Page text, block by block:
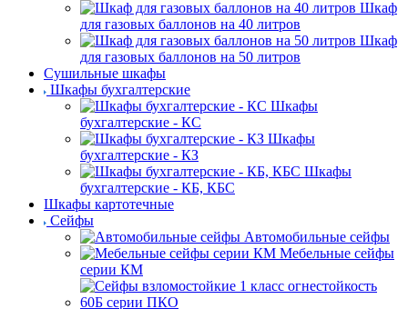
Шкаф
для газовых баллонов на 40 литров
Шкаф
для газовых баллонов на 50 литров
Сушильные шкафы
Шкафы бухгалтерские
Шкафы
бухгалтерские - КС
Шкафы
бухгалтерские - КЗ
Шкафы
бухгалтерские - КБ, КБС
Шкафы картотечные
Сейфы
Автомобильные сейфы
Мебельные сейфы
серии КМ